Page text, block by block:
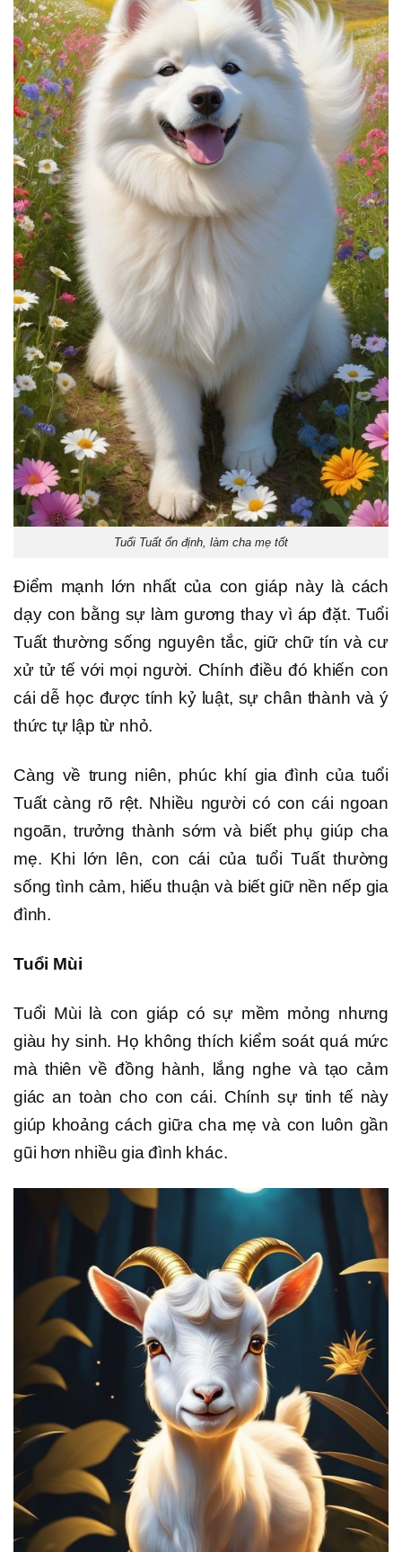
Tuổi Tuất ổn định, làm cha mẹ tốt
Điểm mạnh lớn nhất của con giáp này là cách
dạy con bằng sự làm gương thay vì áp đặt. Tuổi
Tuất thường sống nguyên tắc, giữ chữ tín và cư
xử tử tế với mọi người. Chính điều đó khiến con
cái dễ học được tính kỷ luật, sự chân thành và ý
thức tự lập từ nhỏ.
Càng về trung niên, phúc khí gia đình của tuổi
Tuất càng rõ rệt. Nhiều người có con cái ngoan
ngoãn, trưởng thành sớm và biết phụ giúp cha
mẹ. Khi lớn lên, con cái của tuổi Tuất thường
sống tình cảm, hiếu thuận và biết giữ nền nếp gia
đình.
Tuổi Mùi
Tuổi Mùi là con giáp có sự mềm mỏng nhưng
giàu hy sinh. Họ không thích kiểm soát quá mức
mà thiên về đồng hành, lắng nghe và tạo cảm
giác an toàn cho con cái. Chính sự tinh tế này
giúp khoảng cách giữa cha mẹ và con luôn gần
gũi hơn nhiều gia đình khác.